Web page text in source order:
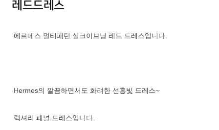
레드드레스
에르메스 멀티패턴 실크이브닝 레드 드레스입니다.
Hermes의 깔끔하면서도 화려한 선홍빛 드레스~
럭셔리 패널 드레스입니다.